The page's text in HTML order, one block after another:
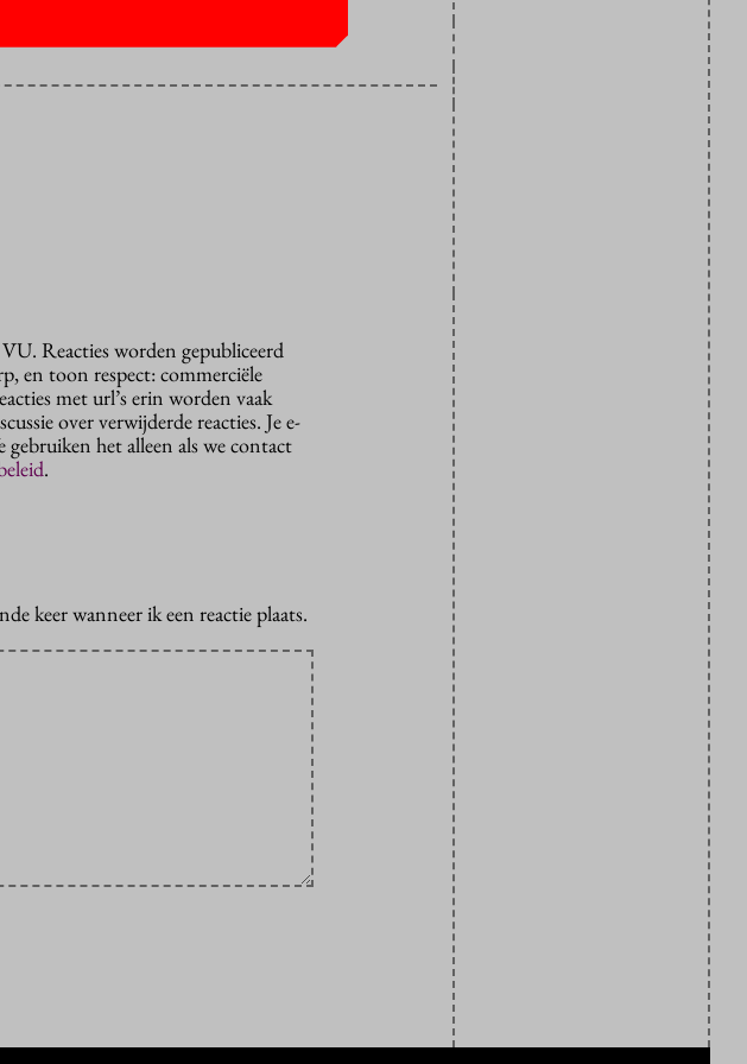
Reacties worden gepubliceerd
en toon respect: commerciële
met url’s erin worden vaak
over verwijderde reacties. Je e-
het alleen als we contact
.
keer wanneer ik een reactie plaats.